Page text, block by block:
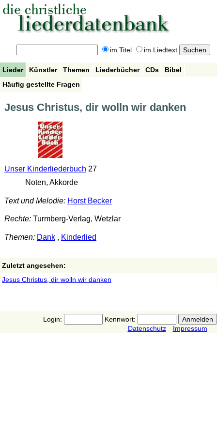
im Titel im Liedtext
Lieder Künstler Themen Liederbücher CDs
Bibel
Häufig gestellte Fragen
Jesus Christus, dir wolln wir danken
Unser Kinderliederbuch 27
Noten, Akkorde
Text und Melodie: Horst Becker
Rechte:Turmberg-Verlag, Wetzlar
Themen: Dank, Kinderlied
Zuletzt angesehen:
Jesus Christus, dir wolln wir danken
Login:
Kennwort:
Datenschutz
Impressum